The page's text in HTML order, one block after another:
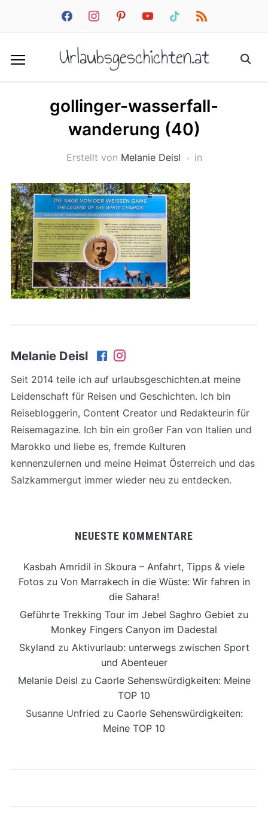
facebookinstagrampinterestyoutube tiktok rss
Urlaubsgeschichten.at
gollinger-wasserfall-
wanderung (40)
Erstellt von Melanie Deisl in
Melanie Deisl
Seit 2014 teile ich auf urlaubsgeschichten.at meine
Leidenschaft für Reisen und Geschichten. Ich bin
Reisebloggerin, Content Creator und Redakteurin für
Reisemagazine. Ich bin ein großer Fan von Italien und
Marokko und liebe es, fremde Kulturen
kennenzulernen und meine Heimat Österreich und das
Salzkammergut immer wieder neu zu entdecken.
NEUESTE KOMMENTARE
Kasbah Amridil in Skoura – Anfahrt, Tipps & viele
Fotoszu Von Marrakech in die Wüste: Wir fahren in
die Sahara!
Geführte Trekking Tour im Jebel Saghro Gebiet zu
Monkey Fingers Canyon im Dadestal
Skyland zu Aktivurlaub: unterwegs zwischen Sport
und Abenteuer
Melanie Deisl zu Caorle Sehenswürdigkeiten: Meine
TOP 10
Susanne Unfried zu Caorle Sehenswürdigkeiten:
Meine TOP 10